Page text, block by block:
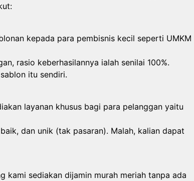
kepada para pembisnis kecil seperti UMKM
rasio keberhasilannya ialah senilai 100%.
itu sendiri.
layanan khusus bagi para pelanggan yaitu
dan unik (tak pasaran). Malah, kalian dapat
kami sediakan dijamin murah meriah tanpa ada